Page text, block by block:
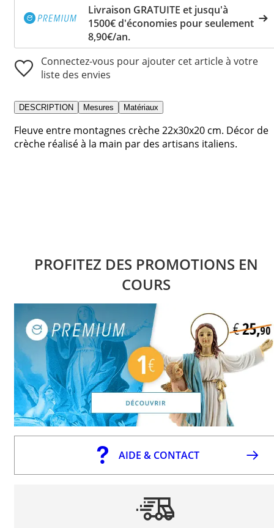
Livraison GRATUITE et jusqu'à
1500€ d'économies pour seulement
8,90€/an.
Connectez-vous pour ajouter cet article à votre
liste des envies
DESCRIPTION Mesures Matériaux
Fleuve entre montagnes crèche 22x30x20 cm. Décor de
crèche réalisé à la main par des artisans italiens.
PROFITEZ DES PROMOTIONS EN
COURS
AIDE & CONTACT